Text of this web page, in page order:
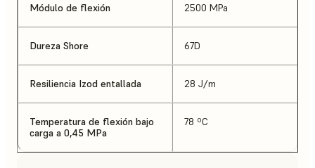
Módulo de flexión 2500 MPa
Dureza Shore 67D
Resiliencia Izod entallada 28 J/m
Temperatura de flexión bajo
carga a 0,45 MPa
78 ºC